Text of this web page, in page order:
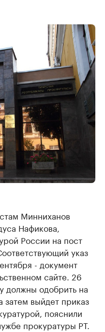
Минниханов
Нафикова,
России на пост
указ
- документ
сайте. 26
должны одобрить на
затем выйдет приказ
пояснили
прокуратуры РТ.